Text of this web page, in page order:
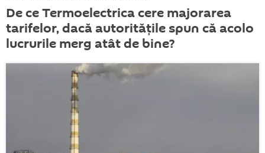
De ce Termoelectrica cere majorarea
tarifelor, dacă autoritățile spun că acolo
lucrurile merg atât de bine?